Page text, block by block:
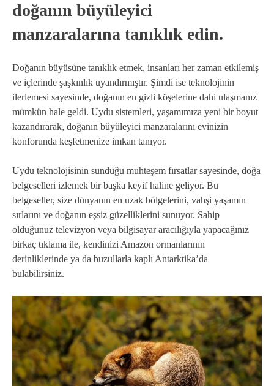
doğanın büyüleyici
manzaralarına tanıklık edin.
Doğanın büyüsüne tanıklık etmek, insanları her zaman etkilemiş
ve içlerinde şaşkınlık uyandırmıştır. Şimdi ise teknolojinin
ilerlemesi sayesinde, doğanın en gizli köşelerine dahi ulaşmanız
mümkün hale geldi. Uydu sistemleri, yaşamımıza yeni bir boyut
kazandırarak, doğanın büyüleyici manzaralarını evinizin
konforunda keşfetmenize imkan tanıyor.
Uydu teknolojisinin sunduğu muhteşem fırsatlar sayesinde, doğa
belgeselleri izlemek bir başka keyif haline geliyor. Bu
belgeseller, size dünyanın en uzak bölgelerini, vahşi yaşamın
sırlarını ve doğanın eşsiz güzelliklerini sunuyor. Sahip
olduğunuz televizyon veya bilgisayar aracılığıyla yapacağınız
birkaç tıklama ile, kendinizi Amazon ormanlarının
derinliklerinde ya da buzullarla kaplı Antarktika’da
bulabilirsiniz.